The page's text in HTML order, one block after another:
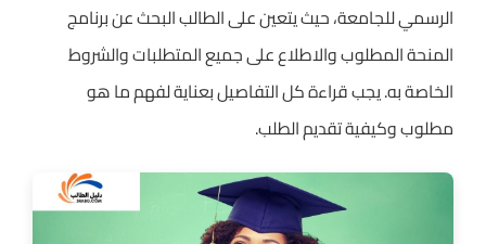
الرسمي للجامعة، حيث يتعين على الطالب البحث عن برنامج
المنحة المطلوب والاطلاع على جميع المتطلبات والشروط
الخاصة به. يجب قراءة كل التفاصيل بعناية لفهم ما هو
مطلوب وكيفية تقديم الطلب.